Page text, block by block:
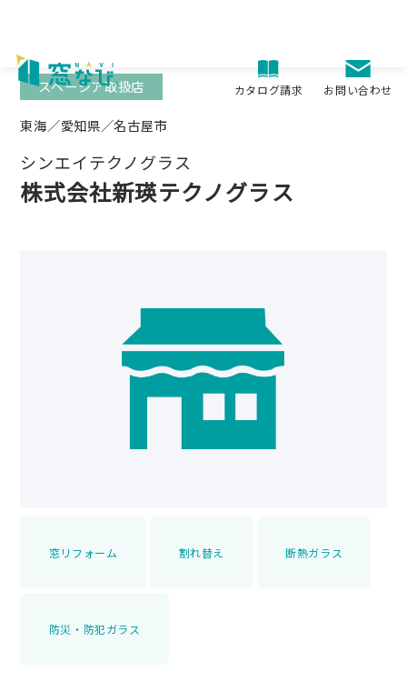
content
カタログ請求 お問い合わせ
東海／愛知県／名古屋市
シンエイテクノグラス
株式会社新瑛テクノグラス
スペーシア取扱店
窓リフォーム 割れ替え 断熱ガラス
防災・防犯ガラス